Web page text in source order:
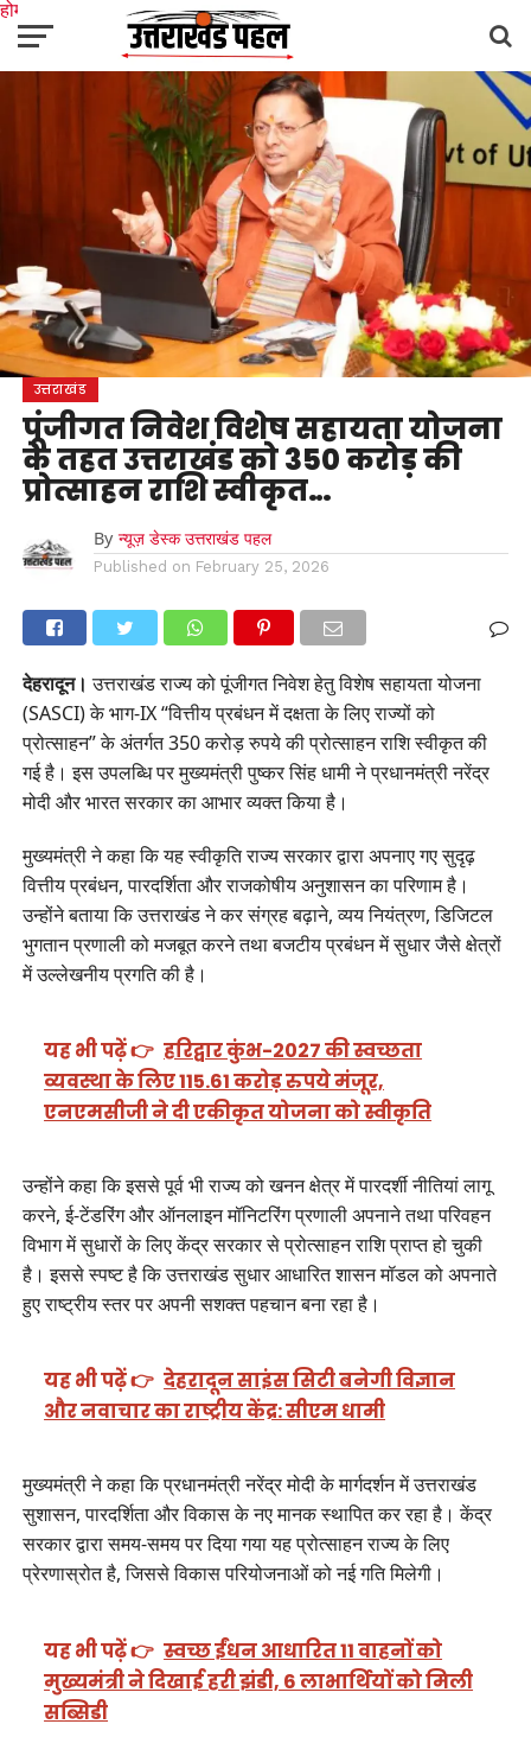
होम
उत्तरकाशी उधम सिंह नगरचंपावत चमोली
टिहरी गढ़वाल
पिथौरागढ़पौड़ी गढ़वालबागेश्वररुद्रप्रयागहरिद्वार
दुनिया
उत्तराखंड
पूंजीगत निवेश विशेष सहायता योजना
के तहत उत्तराखंड को 350 करोड़ की
प्रोत्साहन राशि स्वीकृत…
By न्यूज़ डेस्क उत्तराखंड पहल
Published on February 25, 2026
देहरादून। उत्तराखंड राज्य को पूंजीगत निवेश हेतु विशेष सहायता योजना
(SASCI) के भाग-IX “वित्तीय प्रबंधन में दक्षता के लिए राज्यों को
प्रोत्साहन” के अंतर्गत 350 करोड़ रुपये की प्रोत्साहन राशि स्वीकृत की
गई है। इस उपलब्धि पर मुख्यमंत्री पुष्कर सिंह धामी ने प्रधानमंत्री नरेंद्र
मोदी और भारत सरकार का आभार व्यक्त किया है।
मुख्यमंत्री ने कहा कि यह स्वीकृति राज्य सरकार द्वारा अपनाए गए सुदृढ़
वित्तीय प्रबंधन, पारदर्शिता और राजकोषीय अनुशासन का परिणाम है।
उन्होंने बताया कि उत्तराखंड ने कर संग्रह बढ़ाने, व्यय नियंत्रण, डिजिटल
भुगतान प्रणाली को मजबूत करने तथा बजटीय प्रबंधन में सुधार जैसे क्षेत्रों
में उल्लेखनीय प्रगति की है।
यह भी पढ़ें 👉 हरिद्वार कुंभ-2027 की स्वच्छता
व्यवस्था के लिए 115.61 करोड़ रुपये मंजूर,
एनएमसीजी ने दी एकीकृत योजना को स्वीकृति
उन्होंने कहा कि इससे पूर्व भी राज्य को खनन क्षेत्र में पारदर्शी नीतियां लागू
करने, ई-टेंडरिंग और ऑनलाइन मॉनिटरिंग प्रणाली अपनाने तथा परिवहन
विभाग में सुधारों के लिए केंद्र सरकार से प्रोत्साहन राशि प्राप्त हो चुकी
है। इससे स्पष्ट है कि उत्तराखंड सुधार आधारित शासन मॉडल को अपनाते
हुए राष्ट्रीय स्तर पर अपनी सशक्त पहचान बना रहा है।
यह भी पढ़ें 👉 देहरादून साइंस सिटी बनेगी विज्ञान
और नवाचार का राष्ट्रीय केंद्र: सीएम धामी
मुख्यमंत्री ने कहा कि प्रधानमंत्री नरेंद्र मोदी के मार्गदर्शन में उत्तराखंड
सुशासन, पारदर्शिता और विकास के नए मानक स्थापित कर रहा है। केंद्र
सरकार द्वारा समय-समय पर दिया गया यह प्रोत्साहन राज्य के लिए
प्रेरणास्रोत है, जिससे विकास परियोजनाओं को नई गति मिलेगी।
यह भी पढ़ें 👉 स्वच्छ ईंधन आधारित 11 वाहनों को
मुख्यमंत्री ने दिखाई हरी झंडी, 6 लाभार्थियों को मिली
सब्सिडी